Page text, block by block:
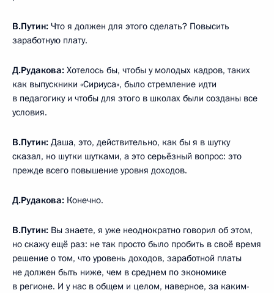
В.Путин: Что я должен для этого сделать? Повысить
заработную плату.
Д.Рудакова: Хотелось бы, чтобы у молодых кадров, таких
как выпускники «Сириуса», было стремление идти
в педагогику и чтобы для этого в школах были созданы все
условия.
В.Путин: Даша, это, действительно, как бы я в шутку
сказал, но шутки шутками, а это серьёзный вопрос: это
прежде всего повышение уровня доходов.
Д.Рудакова: Конечно.
В.Путин: Вы знаете, я уже неоднократно говорил об этом,
но скажу ещё раз: не так просто было пробить в своё время
решение о том, что уровень доходов, заработной платы
не должен быть ниже, чем в среднем по экономике
в регионе. И у нас в общем и целом, наверное, за каким-